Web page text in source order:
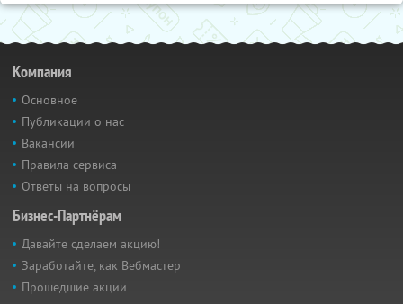
Компания
Основное
Публикации о нас
Вакансии
Правила сервиса
Ответы на вопросы
Бизнес-Партнёрам
Давайте сделаем акцию!
Заработайте, как Вебмастер
Прошедшие акции